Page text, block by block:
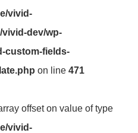
vivid-
dev/wp-
custom-fields-
on line471
offset on value of type
vivid-